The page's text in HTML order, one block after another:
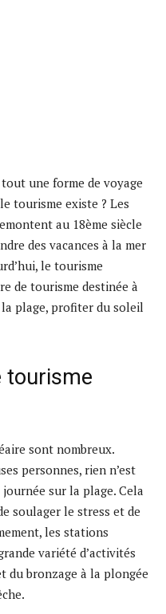
une forme de voyage
tourisme existe ? Les
au 18ème siècle
des vacances à la mer
le tourisme
de tourisme destinée à
plage, profiter du soleil
tourisme
sont nombreux.
personnes, rien n’est
sur la plage. Cela
soulager le stress et de
les stations
variété d’activités
du bronzage à la plongée